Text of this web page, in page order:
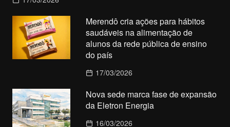
Merendô cria ações para hábitos
saudáveis na alimentação de
alunos da rede pública de ensino
do país
17/03/2026
Nova sede marca fase de expansão
da Eletron Energia
16/03/2026